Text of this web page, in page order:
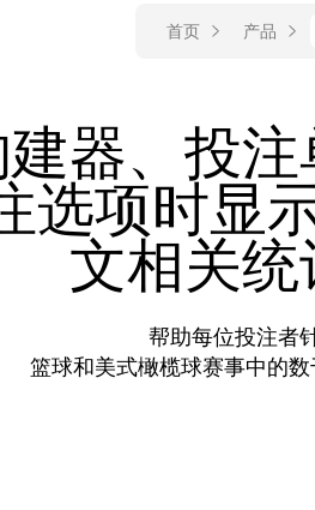
首页 产品
器、投
选项时显
文相关统
帮助每位投注者
篮球和美式橄榄球赛事中的数